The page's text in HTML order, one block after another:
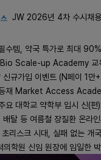
JW 2026년 4차 수시채용
수템, 약국 특가로 최대
Scale-up Academy 교
규가입 이벤트 (N페이 1만
재 Market Access
요 대학교 약학부 입시 신(편
탈 등 여름철 장질환 온라
리스크 시대, 실패 없는 개
의학원 신임 원장에 임일한